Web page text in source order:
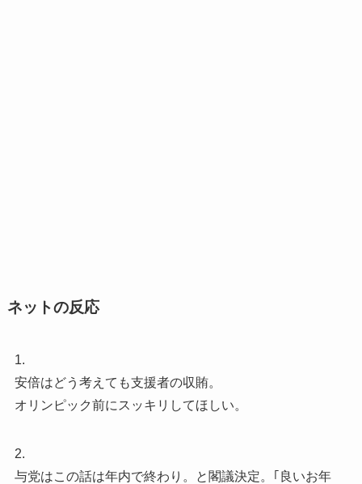
ネットの反応
1.
安倍はどう考えても支援者の収賄。
オリンピック前にスッキリしてほしい。
2.
与党はこの話は年内で終わり。と閣議決定。｢良いお年